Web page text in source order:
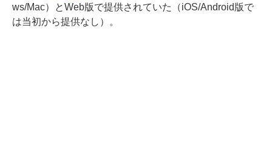
ws/Mac）とWeb版で提供されていた（iOS/Android版で
は当初から提供なし）。